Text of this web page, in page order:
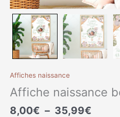
Affiches naissance
Affiche naissance
8,00€ – 35,99€